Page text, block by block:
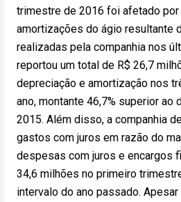
trimestre de 2016 foi afetado por
amortizações do ágio resultante
realizadas pela companhia nos
reportou um total de R$ 26,7
depreciação e amortização nos
ano, montante 46,7% superior ao
2015. Além disso, a companhia
gastos com juros em razão do
despesas com juros e encargos
34,6 milhões no primeiro
intervalo do ano passado.